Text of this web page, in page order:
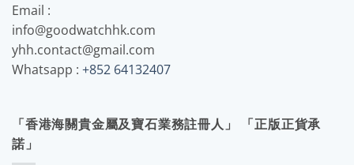
Email :
info@goodwatchhk.com
yhh.contact@gmail.com
Whatsapp : +852 64132407
「香港海關貴金屬及寶石業務註冊人」 「正版正貨承
諾」